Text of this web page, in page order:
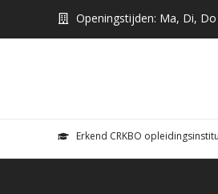
Openingstijden: Ma, Di,
Erkend CRKBO